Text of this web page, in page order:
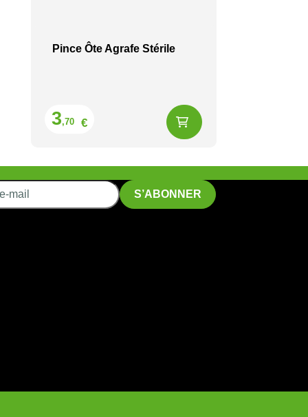
Pince Ôte Agrafe Stérile
3,70 €